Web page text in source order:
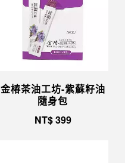
金椿茶油工坊-紫蘇籽油
隨身包
NT$399